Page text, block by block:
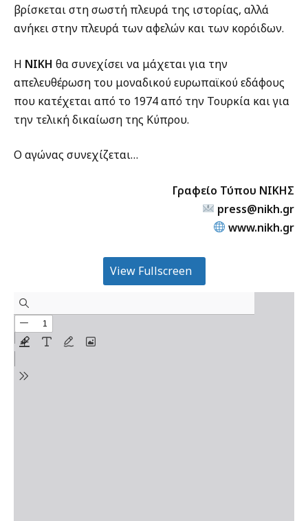
βρίσκεται στη σωστή πλευρά της ιστορίας, αλλά
ανήκει στην πλευρά των αφελών και των κορόιδων.
Η ΝΙΚΗ θα συνεχίσει να μάχεται για την
απελευθέρωση του μοναδικού ευρωπαϊκού εδάφους
που κατέχεται από το 1974 από την Τουρκία και για
την τελική δικαίωση της Κύπρου.
Ο αγώνας συνεχίζεται…
Γραφείο Τύπου ΝΙΚΗΣ
press@nikh.gr
www.nikh.gr
View Fullscreen